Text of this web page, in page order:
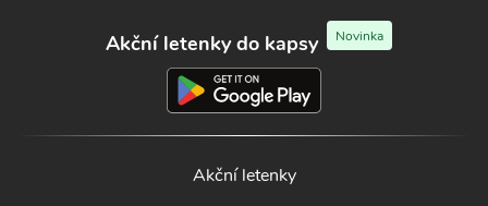
Akční letenky do kapsy Novinka
Akční letenky